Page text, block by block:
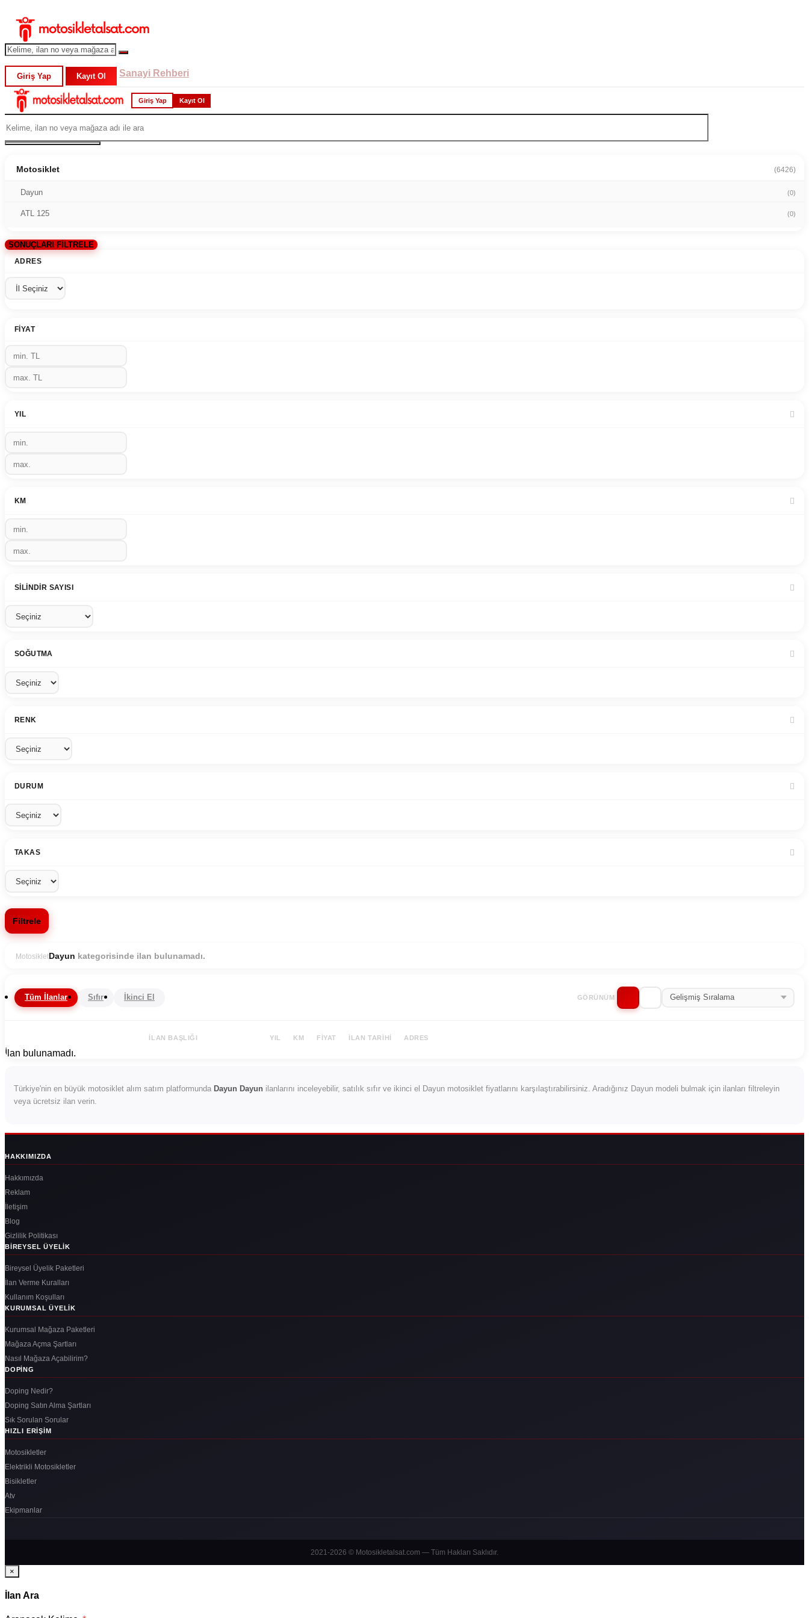
Giriş Yap Kayıt Ol Sanayi Rehberi
Giriş Yap Kayıt Ol
Motosiklet (6426)
Dayun (0)
ATL 125 (0)
SONUÇLARI FİLTRELE
ADRES
FIYAT
YIL
KM
SILINDIR SAYISI
SOĞUTMA
RENK
DURUM
TAKAS
Filtrele
Motosiklet Dayun kategorisinde ilan bulunamadı.
Tüm İlanlar Sıfır İkinci El GÖRÜNÜM
İLAN BAŞLIĞI YIL KM FIYAT İLAN TARIHI ADRES
İlan bulunamadı.
Türkiye'nin en büyük motosiklet alım satım platformunda Dayun Dayun ilanlarını inceleyebilir, satılık sıfır ve ikinci el Dayun motosiklet fiyatlarını karşılaştırabilirsiniz. Aradığınız Dayun modeli bulmak için ilanları filtreleyin
veya ücretsiz ilan verin.
HAKKIMIZDA
Hakkımızda
Reklam
İletişim
Blog
Gizlilik Politikası
BIREYSEL ÜYELIK
Bireysel Üyelik Paketleri
İlan Verme Kuralları
Kullanım Koşulları
KURUMSAL ÜYELIK
Kurumsal Mağaza Paketleri
Mağaza Açma Şartları
Nasıl Mağaza Açabilirim?
DOPING
Doping Nedir?
Doping Satın Alma Şartları
Sık Sorulan Sorular
HIZLI ERIŞIM
Motosikletler
Elektrikli Motosikletler
Bisikletler
Atv
Ekipmanlar
2021-2026 © Motosikletalsat.com — Tüm Hakları Saklıdır.
×
İlan Ara